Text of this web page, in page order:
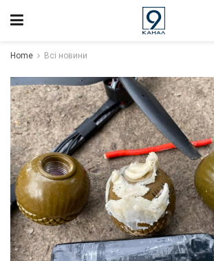
Home Всі новини